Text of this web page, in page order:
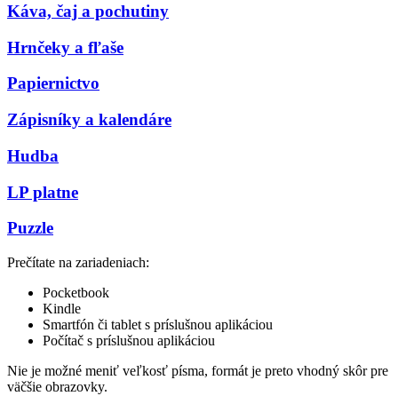
Káva, čaj a pochutiny
Hrnčeky a fľaše
Papiernictvo
Zápisníky a kalendáre
Hudba
LP platne
Puzzle
Prečítate na zariadeniach:
Pocketbook
Kindle
Smartfón či tablet s príslušnou aplikáciou
Počítač s príslušnou aplikáciou
Nie je možné meniť veľkosť písma, formát je preto vhodný skôr pre
väčšie obrazovky.